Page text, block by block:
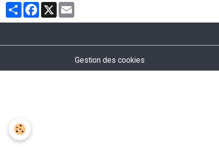
PartagerFacebook
X
Gestion des cookies